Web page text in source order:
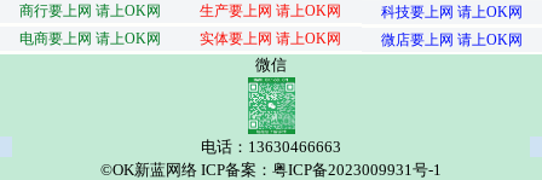
商行要上网 请上OK网
生产要上网 请上OK网
科技要上网 请上OK网
电商要上网 请上OK网
实体要上网 请上OK网 微店要上网 请上OK网
微信
电话：13630466663
©OK新蓝网络 ICP备案：粤ICP备2023009931号-1